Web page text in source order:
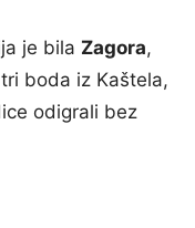
je bila Zagora,
boda iz Kaštela,
odigrali bez